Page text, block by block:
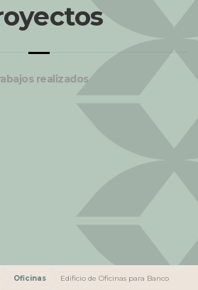
realizados
Oficinas Edificio de Oficinas para Banco